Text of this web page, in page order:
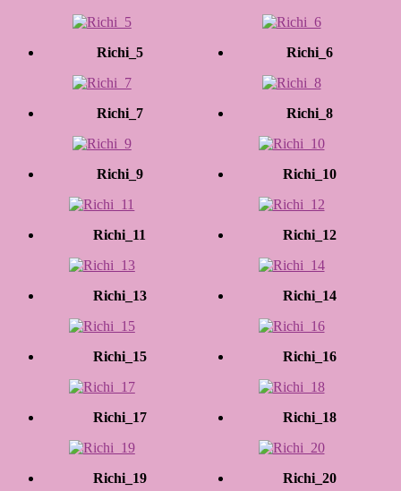
Richi_5 Richi_6
Richi_7 Richi_8
Richi_9 Richi_10
Richi_11 Richi_12
Richi_13 Richi_14
Richi_15 Richi_16
Richi_17 Richi_18
Richi_19 Richi_20